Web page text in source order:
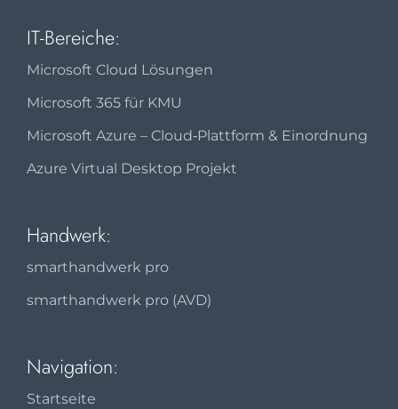
IT-Bereiche:
Microsoft Cloud Lösungen
Microsoft 365 für KMU
Microsoft Azure – Cloud‑Plattform & Einordnung
Azure Virtual Desktop Projekt
Handwerk:
smarthandwerk pro
smarthandwerk pro (AVD)
Navigation:
Startseite